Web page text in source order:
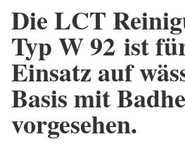
Die LCT
Typ W 92 ist
Einsatz auf
Basis mit
vorgesehen.